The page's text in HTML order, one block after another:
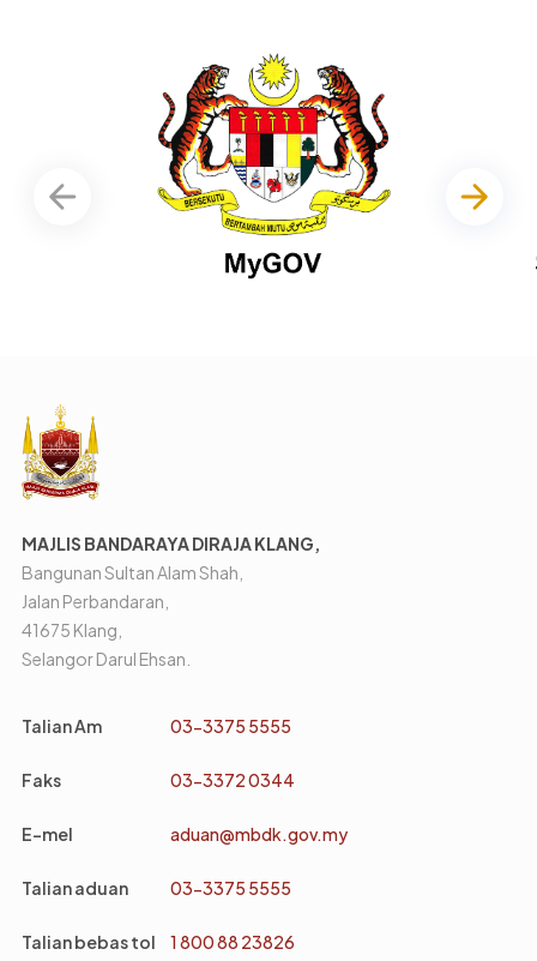
MAJLIS BANDARAYA DIRAJA KLANG,
Bangunan Sultan Alam Shah,
Jalan Perbandaran,
41675 Klang,
Selangor Darul Ehsan.
Talian Am 03-3375 5555
Faks 03-3372 0344
E-mel aduan@mbdk.gov.my
Talian aduan 03-3375 5555
Talian bebas tol 1 800 88 23826